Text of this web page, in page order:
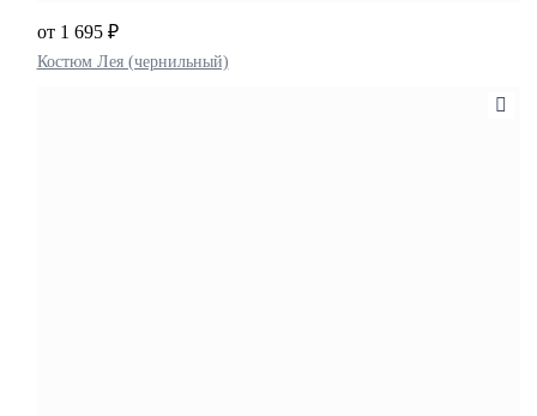
Костюм Лея (чернильный)
от 1 695 ₽